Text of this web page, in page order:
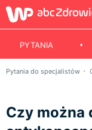
PYTANIA
Pytania do specjalistów
Czy można